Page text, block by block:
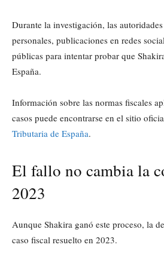
Durante la investigación, las
personales, publicaciones en redes
públicas para intentar probar que
España.
Información sobre las normas fiscales
casos puede encontrarse en el sitio
Tributaria de España.
El fallo no cambia la
2023
Aunque Shakira ganó este proceso, la
caso fiscal resuelto en 2023.